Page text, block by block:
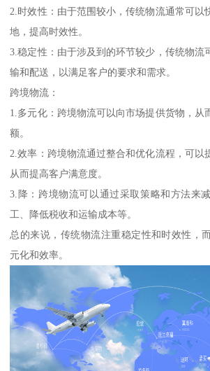
2.时效性：由于范围较小，传统物流通常可以
地，提高时效性。
3.稳定性：由于涉及到的环节较少，传统物流
输和配送，以满足客户的要求和需求。
跨境物流：
1.多元化：跨境物流可以向市场提供货物，从
额。
2.效率：跨境物流通过整合和优化流程，可以
从而提高客户满意度。
3.降：跨境物流可以通过采取策略和方法来
工、降低税收和运输成本等。
总的来说，传统物流注重稳定性和时效性，
元化和效率。